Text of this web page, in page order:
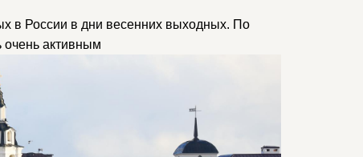
в России в дни весенних выходных. По
очень активным